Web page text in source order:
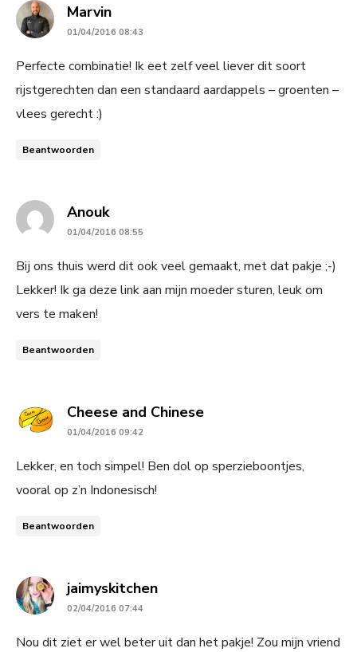
Marvinsays:
01/04/2016 08:43
Perfecte combinatie! Ik eet zelf veel liever dit soort
rijstgerechten dan een standaard aardappels – groenten –
vlees gerecht :)
Beantwoorden
Anouksays:
01/04/2016 08:55
Bij ons thuis werd dit ook veel gemaakt, met dat pakje ;-)
Lekker! Ik ga deze link aan mijn moeder sturen, leuk om
vers te maken!
Beantwoorden
Cheese and Chinesesays:
01/04/2016 09:42
Lekker, en toch simpel! Ben dol op sperzieboontjes,
vooral op z’n Indonesisch!
Beantwoorden
jaimyskitchensays:
02/04/2016 07:44
Nou dit ziet er wel beter uit dan het pakje! Zou mijn vriend